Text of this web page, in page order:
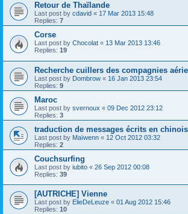
Retour de Thaïlande
Last post by cdavid « 17 Mar 2013 15:48
Replies: 7
Corse
Last post by Chocolat « 13 Mar 2013 13:46
Replies: 19
Recherche cuillers des compagnies
Last post by Dombrow « 16 Jan 2013 23:54
Replies: 9
Maroc
Last post by svernoux « 09 Dec 2012 23:12
Replies: 3
traduction de messages écrits en chinois
Last post by Maïwenn « 12 Oct 2012 03:32
Replies: 2
Couchsurfing
Last post by iubito « 26 Sep 2012 00:08
Replies: 39
[AUTRICHE] Vienne
Last post by ElieDeLeuze « 01 Aug 2012 15:46
Replies: 10